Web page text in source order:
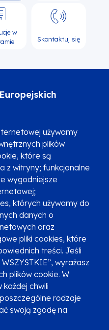
używamy
plików
które są
z witryny; funkcjonalne
wygodniejsze
których używamy do
danych o
oraz
pliki cookies, które
treści. Jeśli
wyrażasz
plików cookie. W
każdej chwili
rodzaje
swoją zgodę na
w
Skontaktuj się
z KPP i KPON
SMS-em
Promocja projektu
2014-2020
Zgłoś błąd Mapa strony